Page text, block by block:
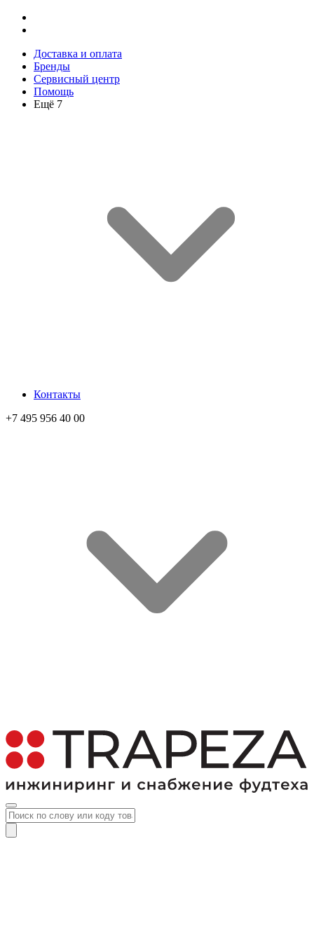
Доставка и оплата
Бренды
Сервисный центр
Помощь
Ещё 7
Контакты
+7 495 956 40 00